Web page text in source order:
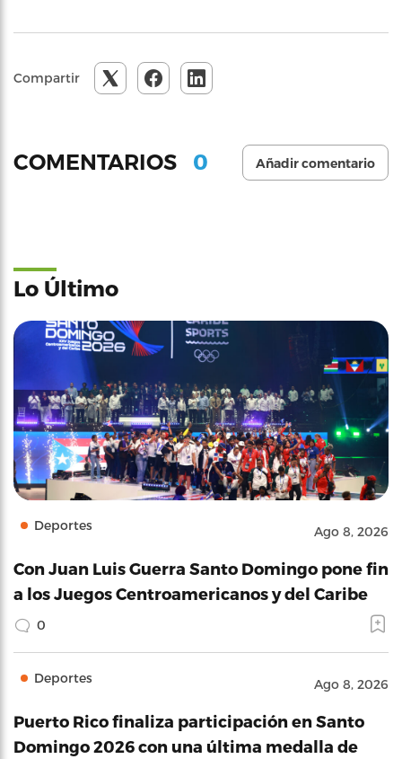
Compartir
COMENTARIOS 0 Añadir comentario
Lo Último
Deportes Ago 8, 2026
Con Juan Luis Guerra Santo Domingo pone fin
a los Juegos Centroamericanos y del Caribe
0
Deportes Ago 8, 2026
Puerto Rico finaliza participación en Santo
Domingo 2026 con una última medalla de